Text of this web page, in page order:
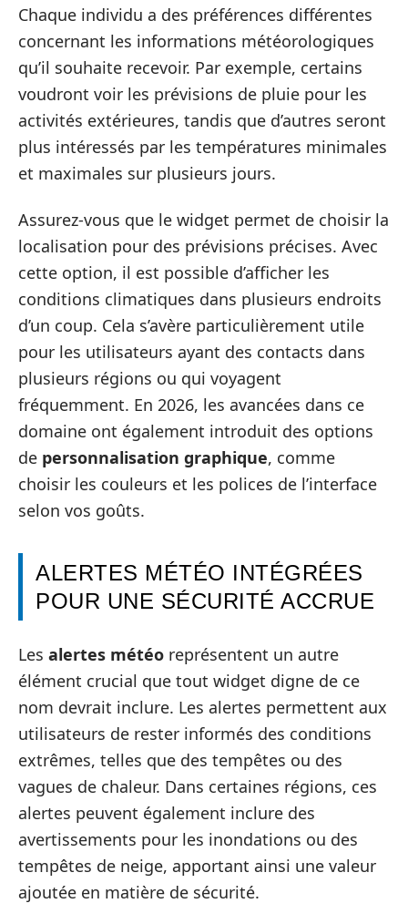
Chaque individu a des préférences différentes
concernant les informations météorologiques
qu’il souhaite recevoir. Par exemple, certains
voudront voir les prévisions de pluie pour les
activités extérieures, tandis que d’autres seront
plus intéressés par les températures minimales
et maximales sur plusieurs jours.
Assurez-vous que le widget permet de choisir la
localisation pour des prévisions précises. Avec
cette option, il est possible d’afficher les
conditions climatiques dans plusieurs endroits
d’un coup. Cela s’avère particulièrement utile
pour les utilisateurs ayant des contacts dans
plusieurs régions ou qui voyagent
fréquemment. En 2026, les avancées dans ce
domaine ont également introduit des options
de personnalisation graphique, comme
choisir les couleurs et les polices de l’interface
selon vos goûts.
ALERTES MÉTÉO INTÉGRÉES
POUR UNE SÉCURITÉ ACCRUE
Les alertes météo représentent un autre
élément crucial que tout widget digne de ce
nom devrait inclure. Les alertes permettent aux
utilisateurs de rester informés des conditions
extrêmes, telles que des tempêtes ou des
vagues de chaleur. Dans certaines régions, ces
alertes peuvent également inclure des
avertissements pour les inondations ou des
tempêtes de neige, apportant ainsi une valeur
ajoutée en matière de sécurité.